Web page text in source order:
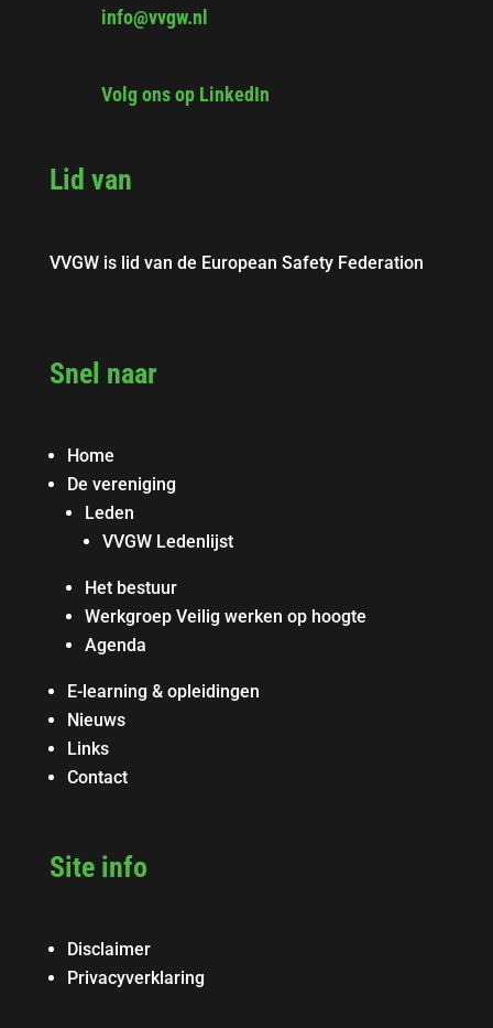
info@vvgw.nl
Volg ons op LinkedIn
Lid van
VVGW is lid van de European Safety Federation
Snel naar
Home
De vereniging
Leden
VVGW Ledenlijst
Het bestuur
Werkgroep Veilig werken op hoogte
Agenda
E-learning & opleidingen
Nieuws
Links
Contact
Site info
Disclaimer
Privacyverklaring